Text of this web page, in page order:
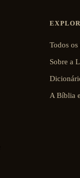
Todos os
Sobre a
A Bíblia